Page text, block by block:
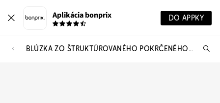
Aplikácia bonprix DO APPKY
BLÚZKA ZO ŠTRUKTÚROVANÉHO POKRČENÉHO MATERIÁLU